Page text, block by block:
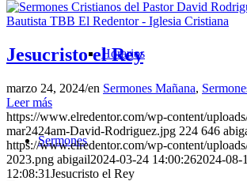
Horarios
Sermones
Jesucristo el Rey
marzo 24, 2024/en Sermones Mañana,
Leer más
https://www.elredentor.com/wp-content/
mar2424am-David-Rodriguez.jpg 224 646
https://www.elredentor.com/wp-content/
2023.png abigail2024-03-24 14:00:262024-08-
12:08:31Jesucristo el Rey